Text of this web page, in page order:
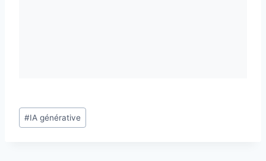
Étiquettes
de
#IA générative